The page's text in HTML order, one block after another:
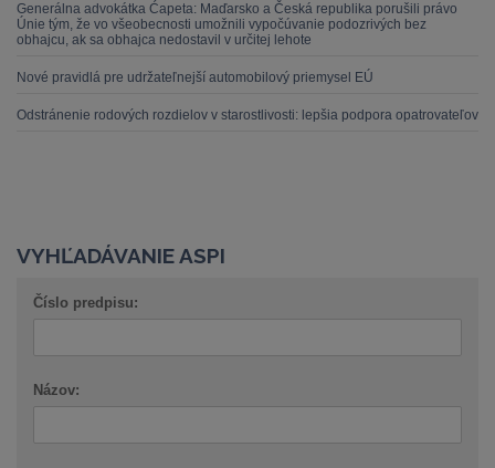
Generálna advokátka Ćapeta: Maďarsko a Česká republika porušili právo
Únie tým, že vo všeobecnosti umožnili vypočúvanie podozrivých bez
obhajcu, ak sa obhajca nedostavil v určitej lehote
Nové pravidlá pre udržateľnejší automobilový priemysel EÚ
Odstránenie rodových rozdielov v starostlivosti: lepšia podpora opatrovateľov
VYHĽADÁVANIE ASPI
Číslo predpisu:
Názov: